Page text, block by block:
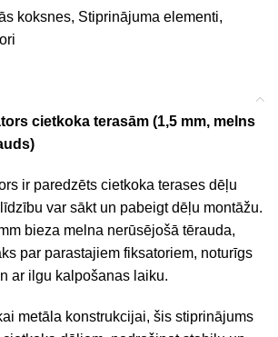
koksnes, Stiprinājuma elementi,
cietkoka terasām (1,5 mm, melns
ir paredzēts cietkoka terases dēļu
var sākt un pabeigt dēļu montāžu.
bieza melna nerūsējošā tērauda,
par parastajiem fiksatoriem, noturīgs
ar ilgu kalpošanas laiku.
metāla konstrukcijai, šis stiprinājums